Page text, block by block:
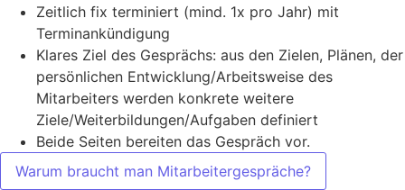
Zeitlich fix terminiert (mind. 1x pro Jahr) mit
Terminankündigung
Klares Ziel des Gesprächs: aus den Zielen, Plänen, der
persönlichen Entwicklung/Arbeitsweise des
Mitarbeiters werden konkrete weitere
Ziele/Weiterbildungen/Aufgaben definiert
Beide Seiten bereiten das Gespräch vor.
Warum braucht man Mitarbeitergespräche?